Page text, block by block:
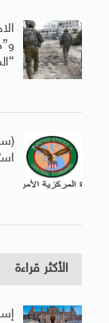
الأكثر قراءة